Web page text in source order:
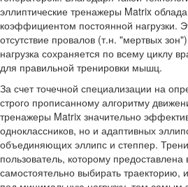
эллиптические тренажеры Matrix
коэффициентом постоянной нагрузки.
отсутствие провалов (т.н. "мертвых
нагрузка сохраняется по всему циклу
для правильной тренировки мышц.
За счет точечной специализации на
строго прописанному алгоритму
тренажеры Matrix значительно
одноклассников, но и адаптивных
объединяющих эллипс и степпер.
пользователь, которому предоставлена
самостоятельно выбирать траекторию,